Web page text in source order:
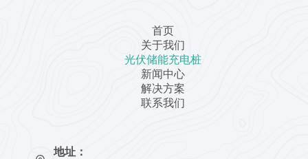
首页
关于我们
光伏储能充电桩
新闻中心
解决方案
联系我们
地址：